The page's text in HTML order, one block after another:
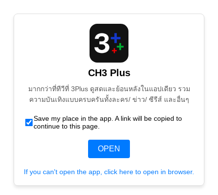
CH3 Plus
มากกว่าที่ทีวีที่ 3Plus ดูสดและย้อนหลังในแอปเดียว รวม
ความบันเทิงแบบครบครันทั้งละคร/ ข่าว/ ซีรีส์ และอื่นๆ
Save my place in the app. A link will be copied to
continue to this page.
OPEN
If you can't open the app, click here to open in browser.